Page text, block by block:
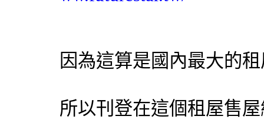
因為這算是國內最大的
所以刊登在這個租屋售